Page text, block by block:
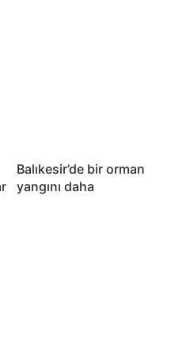
Balıkesir’de bir orman
yangını daha